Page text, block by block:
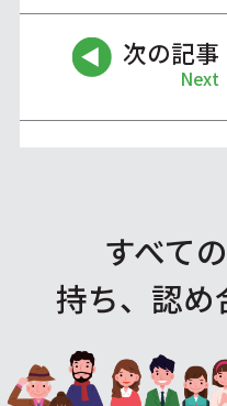
次の記事
Next
すべて
持ち、認め